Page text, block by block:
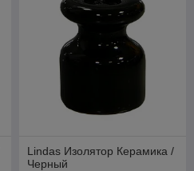
Lindas Изолятор Керамика /
Черный